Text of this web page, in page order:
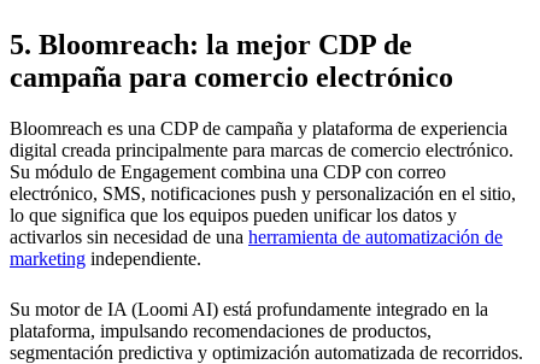
5. Bloomreach: la mejor CDP de
campaña para comercio electrónico
Bloomreach es una CDP de campaña y plataforma de experiencia
digital creada principalmente para marcas de comercio electrónico.
Su módulo de Engagement combina una CDP con correo
electrónico, SMS, notificaciones push y personalización en el sitio,
lo que significa que los equipos pueden unificar los datos y
activarlos sin necesidad de una herramienta de automatización de
marketing independiente.
Su motor de IA (Loomi AI) está profundamente integrado en la
plataforma, impulsando recomendaciones de productos,
segmentación predictiva y optimización automatizada de recorridos.